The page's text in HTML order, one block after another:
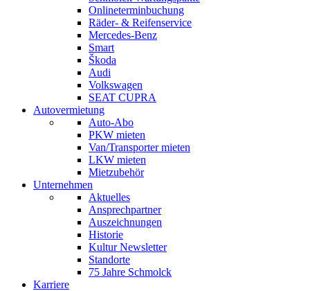
Onlineterminbuchung
Räder- & Reifenservice
Mercedes-Benz
Smart
Škoda
Audi
Volkswagen
SEAT CUPRA
Autovermietung
Auto-Abo
PKW mieten
Van/Transporter mieten
LKW mieten
Mietzubehör
Unternehmen
Aktuelles
Ansprechpartner
Auszeichnungen
Historie
Kultur Newsletter
Standorte
75 Jahre Schmolck
Karriere